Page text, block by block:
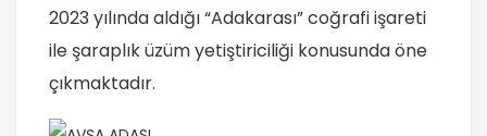
2023 yılında aldığı “Adakarası” coğrafi işareti
ile şaraplık üzüm yetiştiriciliği konusunda öne
çıkmaktadır.